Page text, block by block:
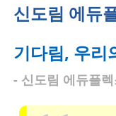
신도림 에듀
기다림, 우리
- 신도림 에듀플